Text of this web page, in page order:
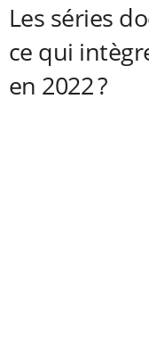
Les séries
ce qui
en 2022 ?